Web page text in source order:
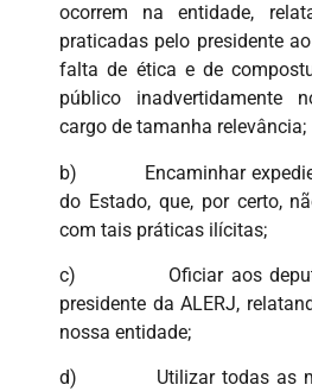
ocorrem na entidade,
praticadas pelo presidente
falta de ética e de
público inadvertidamente
cargo de tamanha relevância;
b) Encaminhar
do Estado, que, por certo,
com tais práticas ilícitas;
c) Oficiar aos
presidente da ALERJ,
nossa entidade;
d) Utilizar todas as